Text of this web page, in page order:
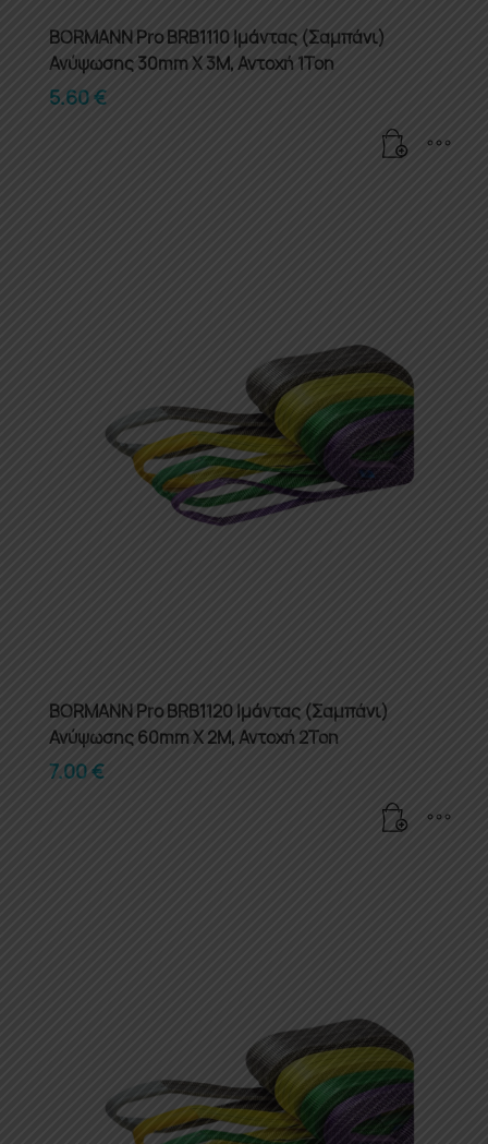
BORMANN Pro BRB1110 Ιμάντας (Σαμπάνι)
Ανύψωσης 30mm X 3M, Αντοχή 1Ton
5.60€
BORMANN Pro BRB1120 Ιμάντας (Σαμπάνι)
Ανύψωσης 60mm X 2M, Αντοχή 2Ton
7.00€